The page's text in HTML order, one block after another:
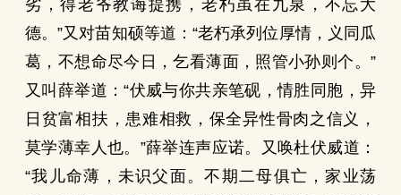
劣，得老爷教诲提携，老朽虽在九泉，不忘大
德。”又对苗知硕等道：“老朽承列位厚情，义同瓜
葛，不想命尽今日，乞看薄面，照管小孙则个。”
又叫薛举道：“伏威与你共亲笔砚，情胜同胞，异
日贫富相扶，患难相救，保全异性骨肉之信义，
莫学薄幸人也。”薛举连声应诺。又唤杜伏威道：
“我儿命薄，未识父面。不期二母俱亡，家业荡